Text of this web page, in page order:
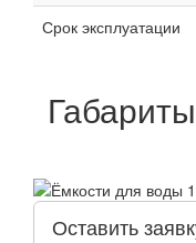
Срок эксплуатации
Оставить